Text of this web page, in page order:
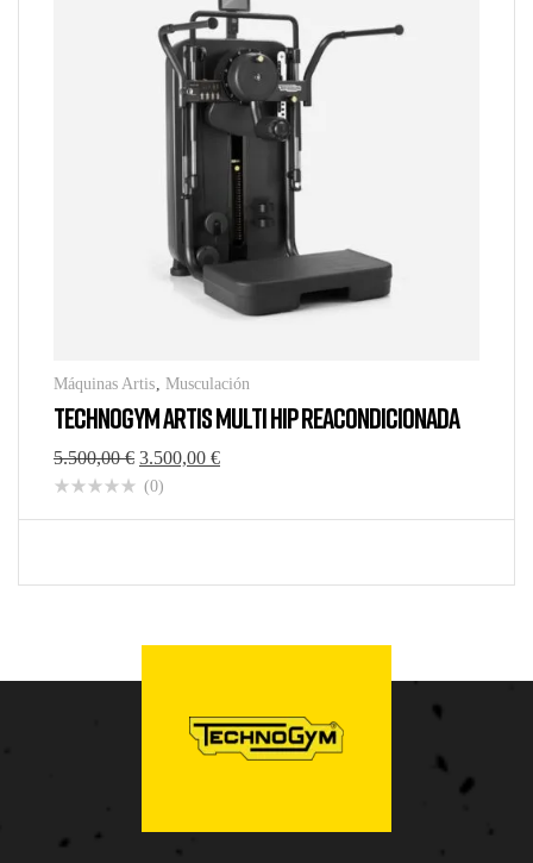
Máquinas Artis, Musculación
TECHNOGYM ARTIS MULTI HIP REACONDICIONADA
5.500,00€ 3.500,00 €
(0)